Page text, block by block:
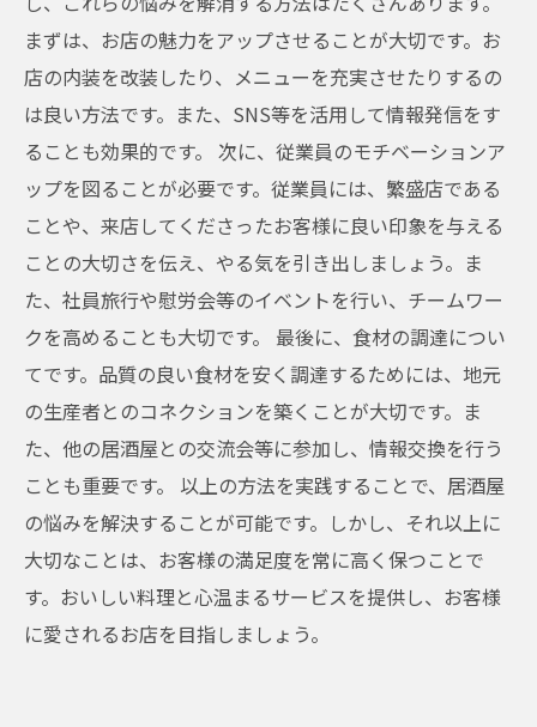
まずは、お店の魅力をアップさせることが大切です。お
店の内装を改装したり、メニューを充実させたりするの
は良い方法です。また、SNS等を活用して情報発信をす
ることも効果的です。 次に、従業員のモチベーションア
ップを図ることが必要です。従業員には、繁盛店である
ことや、来店してくださったお客様に良い印象を与える
ことの大切さを伝え、やる気を引き出しましょう。ま
た、社員旅行や慰労会等のイベントを行い、チームワー
クを高めることも大切です。 最後に、食材の調達につい
てです。品質の良い食材を安く調達するためには、地元
の生産者とのコネクションを築くことが大切です。ま
た、他の居酒屋との交流会等に参加し、情報交換を行う
ことも重要です。 以上の方法を実践することで、居酒屋
の悩みを解決することが可能です。しかし、それ以上に
大切なことは、お客様の満足度を常に高く保つことで
す。おいしい料理と心温まるサービスを提供し、お客様
に愛されるお店を目指しましょう。